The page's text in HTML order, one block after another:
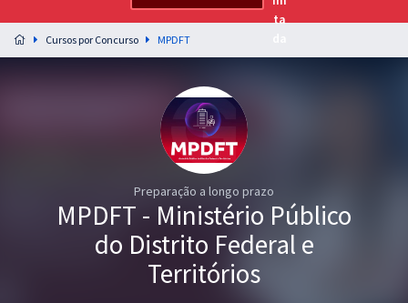
Preparação completa e intensiva para as principais
residências em saúde do Brasil
Cursos por Concurso MPDFT
Preparação a longo prazo
MPDFT - Ministério Público
do Distrito Federal e
Territórios